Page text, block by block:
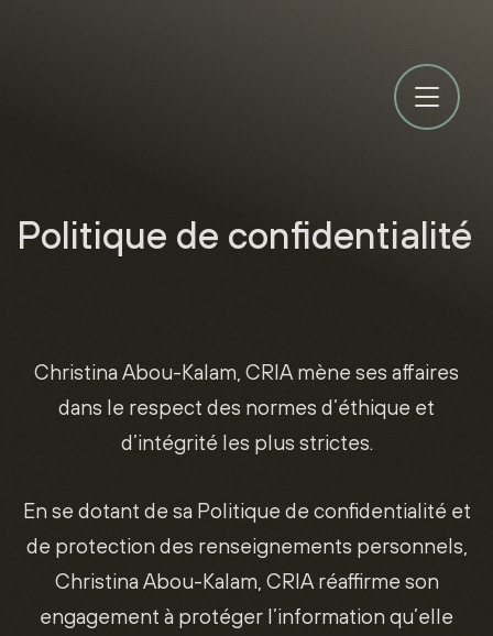
Politique de confidentialité
Christina Abou-Kalam, CRIA mène ses affaires
dans le respect des normes d’éthique et
d’intégrité les plus strictes.
En se dotant de sa Politique de confidentialité et
de protection des renseignements personnels,
Christina Abou-Kalam, CRIA réaffirme son
engagement à protéger l’information qu’elle